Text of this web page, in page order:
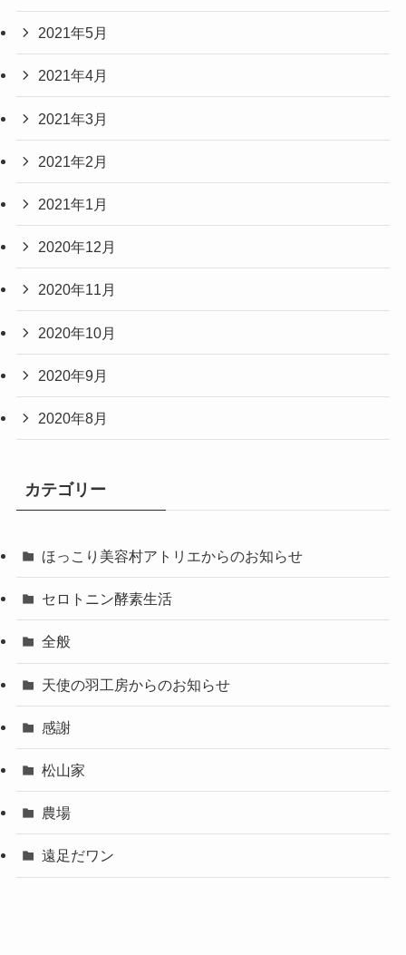
2021年5月
2021年4月
2021年3月
2021年2月
2021年1月
2020年12月
2020年11月
2020年10月
2020年9月
2020年8月
カテゴリー
ほっこり美容村アトリエからのお知らせ
セロトニン酵素生活
全般
天使の羽工房からのお知らせ
感謝
松山家
農場
遠足だワン